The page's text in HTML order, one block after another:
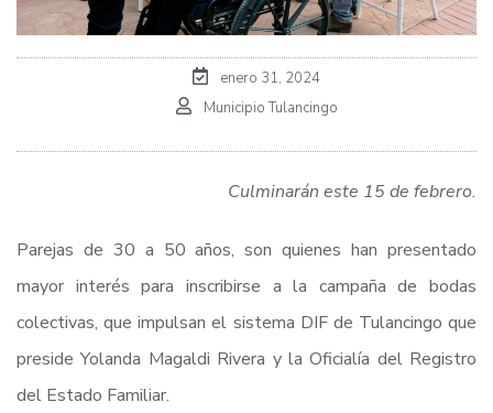
enero 31, 2024
Municipio Tulancingo
Culminarán este 15 de febrero.
Parejas de 30 a 50 años, son quienes han presentado
mayor interés para inscribirse a la campaña de bodas
colectivas, que impulsan el sistema DIF de Tulancingo que
preside Yolanda Magaldi Rivera y la Oficialía del Registro
del Estado Familiar.